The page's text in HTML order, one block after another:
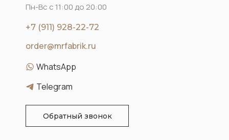
order@mrfabrik.ru
+7 (911) 928-22-72
Пн-Вс с 11:00 до 20:00
WhatsApp
Telegram
Обратный звонок